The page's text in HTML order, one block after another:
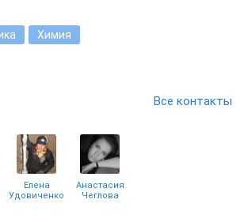
Химия
Все контакты
Елена
Удовиченко
Анастасия
Чеглова